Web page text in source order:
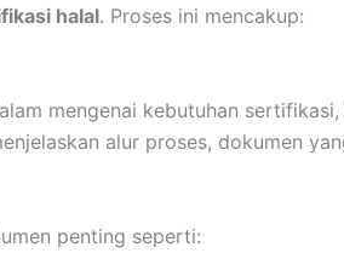
halal. Proses ini mencakup:
mengenai kebutuhan
alur proses, dokumen
penting seperti: